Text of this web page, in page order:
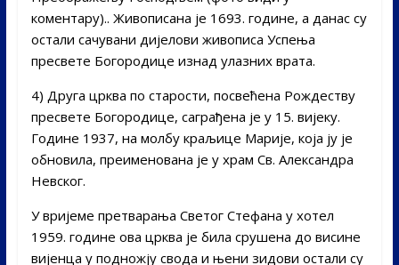
коментару).. Живописана је 1693. године, а данас су
остали сачувани дијелови живописа Успења
пресвете Богородице изнад улазних врата.
4) Друга црква по старости, посвећена Рождеству
пресвете Богородице, саграђена је у 15. вијеку.
Године 1937, на молбу краљице Марије, која ју је
обновила, преименована је у храм Св. Александра
Невског.
У вријеме претварања Светог Стефана у хотел
1959. године ова црква је била срушена до висине
вијенца у подножју свода и њени зидови остали су